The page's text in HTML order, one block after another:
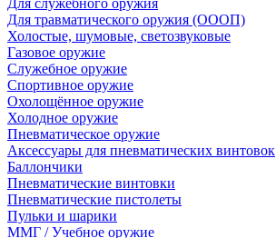
Для служебного оружия
Для травматического оружия (ОООП)
Холостые, шумовые, светозвуковые
Газовое оружие
Служебное оружие
Спортивное оружие
Охолощённое оружие
Холодное оружие
Пневматическое оружие
Аксессуары для пневматических винтовок
Баллончики
Пневматические винтовки
Пневматические пистолеты
Пульки и шарики
ММГ / Учебное оружие